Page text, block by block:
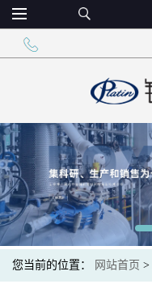
您当前的位置： 网站首页 >